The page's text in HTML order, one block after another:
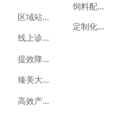
区
域站点分布
线
上诊断预约
提
效降本案例
臻
美大学堂
高
效产品方案
饲
料配方数据库
定
制化营养方案